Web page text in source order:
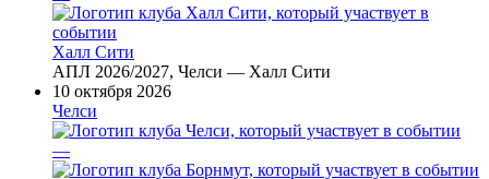
Халл Сити
АПЛ 2026/2027, Челси — Халл Сити
10 октября 2026
Челси
—